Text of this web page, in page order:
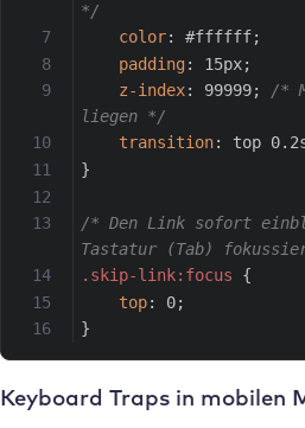
*/
color: #ffffff;
padding: 15px;
z-index: 99999;
/*
liegen */
transition: top
}
/* Den Link sofort
Tastatur (Tab)
.skip-link:focus
{
top: 0;
}
Keyboard Traps in mobilen